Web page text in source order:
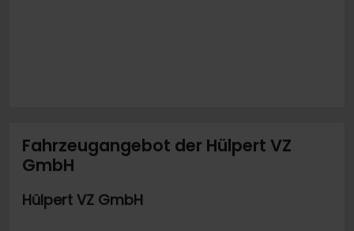
Fahrzeugangebot der Hülpert VZ
GmbH
Hülpert VZ GmbH